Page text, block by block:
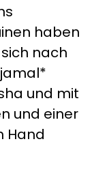
haben
nach
und mit
und einer
Hand